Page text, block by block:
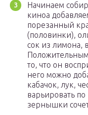
Начинаем
киноа
порезанный
(половинки),
сок из лимона,
то, что он
него можно
кабачок, лук,
варьировать
зернышки